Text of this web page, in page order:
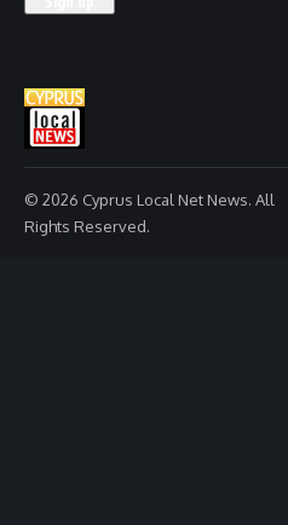
© 2026 Cyprus Local Net News. All
Rights Reserved.